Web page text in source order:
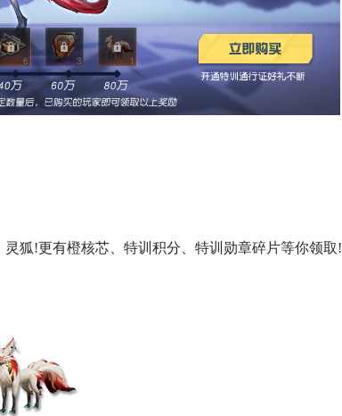
狐!更有橙核芯、特训积分、特训勋章碎片等你领取!